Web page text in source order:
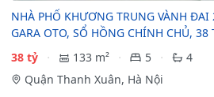
NHÀ PHỐ KHƯƠNG TRUNG VÀNH
GARA OTO, SỔ HỒNG CHÍNH CHỦ, 38
38 tỷ
133 m² 5
4
Quận Thanh Xuân, Hà Nội